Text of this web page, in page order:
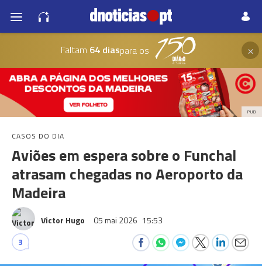
Faltam 64 diaspara os ×
PUB
CASOS DO DIA
Aviões em espera sobre o Funchal
atrasam chegadas no Aeroporto da
Madeira
Victor Hugo 05 mai 2026 15:53
3